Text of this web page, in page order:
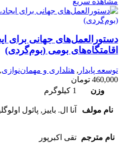
دستور‌العمل‌‌های جهانی برای
اقامتگاه‌های بومی (بوم‌گردی)
توسعه پایدار , هتلداری و مهمان‌نوازی,
460,000 تومان
وزن
1 کیلوگرم
نام مولف آنا ال. باییز, پائول
نام مترجم تقی اکبرپور